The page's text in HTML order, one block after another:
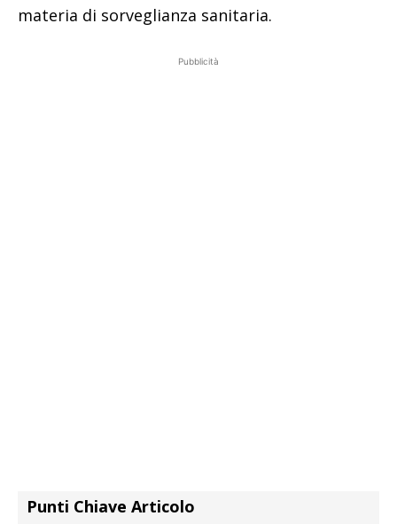
materia di sorveglianza sanitaria.
Pubblicità
Punti Chiave Articolo